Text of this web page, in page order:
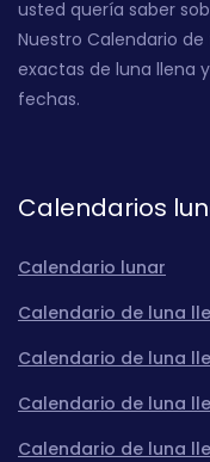
usted quería saber
Nuestro Calendario
exactas de luna llena
fechas.
Calendarios
Calendario lunar
Calendario de luna
Calendario de luna
Calendario de luna
Calendario de luna